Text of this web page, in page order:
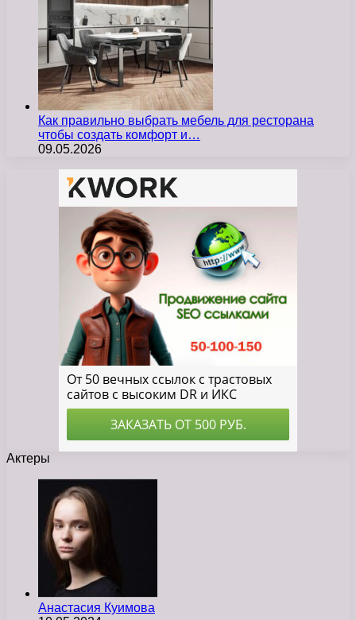
Как правильно выбрать мебель для ресторана
чтобы создать комфорт и…
09.05.2026
Актеры
Анастасия Куимова